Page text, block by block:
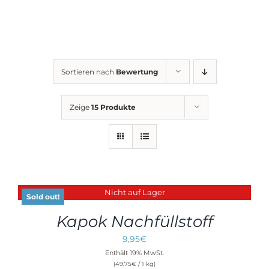
Sortieren nach Bewertung
Zeige 15 Produkte
Nicht auf Lager
Sold out!
DETAILS
Kapok Nachfüllstoff
9,95€
Enthält 19% MwSt.
(49,75€ / 1 kg)